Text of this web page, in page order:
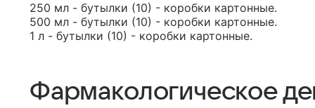
250 мл - бутылки (10) - коробки картонные.
500 мл - бутылки (10) - коробки картонные.
1 л - бутылки (10) - коробки картонные.
Фармакологическое